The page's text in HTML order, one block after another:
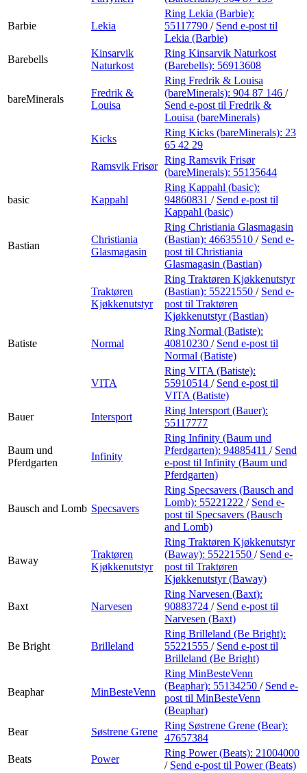
Barbie Lekia
Ring Lekia (Barbie):
55117790 / Send e-post til
Lekia (Barbie)
Barebells
Kinsarvik
Naturkost
Ring Kinsarvik Naturkost
(Barebells): 56913608
bareMinerals
Fredrik &
Louisa
Ring Fredrik & Louisa
(bareMinerals): 904 87 146 /
Send e-post til Fredrik &
Louisa (bareMinerals)
Kicks
Ring Kicks (bareMinerals): 23
65 42 29
Ramsvik Frisør
Ring Ramsvik Frisør
(bareMinerals): 55135644
basic Kappahl
Ring Kappahl (basic):
94860831 / Send e-post til
Kappahl (basic)
Bastian
Christiania
Glasmagasin
Ring Christiania Glasmagasin
(Bastian): 46635510 / Send e-
post til Christiania
Glasmagasin (Bastian)
Traktøren
Kjøkkenutstyr
Ring Traktøren Kjøkkenutstyr
(Bastian): 55221550 / Send e-
post til Traktøren
Kjøkkenutstyr (Bastian)
Batiste Normal
Ring Normal (Batiste):
40810230 / Send e-post til
Normal (Batiste)
VITA
Ring VITA (Batiste):
55910514 / Send e-post til
VITA (Batiste)
Bauer
Intersport
Ring Intersport (Bauer):
55117777
Baum und
Pferdgarten
Infinity
Ring Infinity (Baum und
Pferdgarten): 94885411 / Send
e-post til Infinity (Baum und
Pferdgarten)
Bausch and Lomb Specsavers
Ring Specsavers (Bausch and
Lomb): 55221222 / Send e-
post til Specsavers (Bausch
and Lomb)
Baway
Traktøren
Kjøkkenutstyr
Ring Traktøren Kjøkkenutstyr
(Baway): 55221550 / Send e-
post til Traktøren
Kjøkkenutstyr (Baway)
Baxt Narvesen
Ring Narvesen (Baxt):
90883724 / Send e-post til
Narvesen (Baxt)
Be Bright Brilleland
Ring Brilleland (Be Bright):
55221555 / Send e-post til
Brilleland (Be Bright)
Beaphar MinBesteVenn
Ring MinBesteVenn
(Beaphar): 55134250 / Send e-
post til MinBesteVenn
(Beaphar)
Bear
Søstrene Grene
Ring Søstrene Grene (Bear):
47657384
Beats
Power
Ring Power (Beats): 21004000
/ Send e-post til Power (Beats)